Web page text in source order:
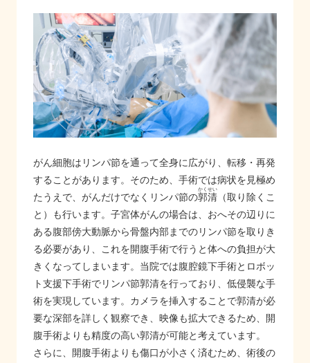
がん細胞はリンパ節を通って全身に広がり、転移・再発
することがあります。そのため、手術では病状を見極め
たうえで、がんだけでなくリンパ節の郭清
かくせい
（取り除くこ
と）も行います。子宮体がんの場合は、おへその辺りに
ある腹部傍大動脈から骨盤内部までのリンパ節を取りき
る必要があり、これを開腹手術で行うと体への負担が大
きくなってしまいます。当院では腹腔鏡下手術とロボッ
ト支援下手術でリンパ節郭清を行っており、低侵襲な手
術を実現しています。カメラを挿入することで郭清が必
要な深部を詳しく観察でき、映像も拡大できるため、開
腹手術よりも精度の高い郭清が可能と考えています。
さらに、開腹手術よりも傷口が小さく済むため、術後の